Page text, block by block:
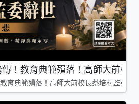
傳！教育典範殞落！高師大前校
育典範殞落！高師大前校長蔡培村監委